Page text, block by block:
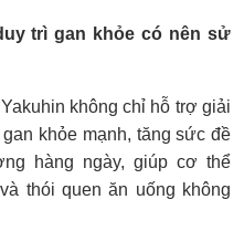
trì gan khỏe có nên sử
không chỉ hỗ trợ giải
khỏe mạnh, tăng sức đề
hàng ngày, giúp cơ thể
thói quen ăn uống không